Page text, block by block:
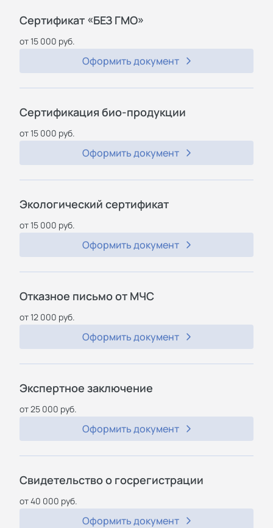
Сертификат «БЕЗ ГМО»
от 15 000 руб.
Оформить документ
Сертификация био-продукции
от 15 000 руб.
Оформить документ
Экологический сертификат
от 15 000 руб.
Оформить документ
Отказное письмо от МЧС
от 12 000 руб.
Оформить документ
Экспертное заключение
от 25 000 руб.
Оформить документ
Свидетельство о госрегистрации
от 40 000 руб.
Оформить документ